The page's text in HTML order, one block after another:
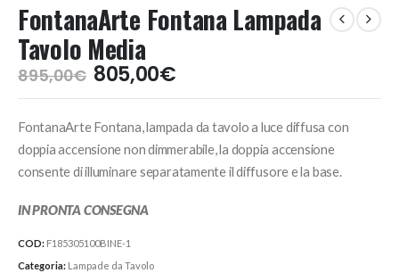
FontanaArte Fontana Lampada
Tavolo Media
895,00€ Il
prezzo
era:
895,00€.
805,00€Il
prezzo
è:
805,00€.
FontanaArte Fontana, lampada da tavolo a luce diffusa con
doppia accensione non dimmerabile, la doppia accensione
consente di illuminare separatamente il diffusore e la base.
IN PRONTA CONSEGNA
COD: F185305100BINE-1
Categoria: Lampade da Tavolo